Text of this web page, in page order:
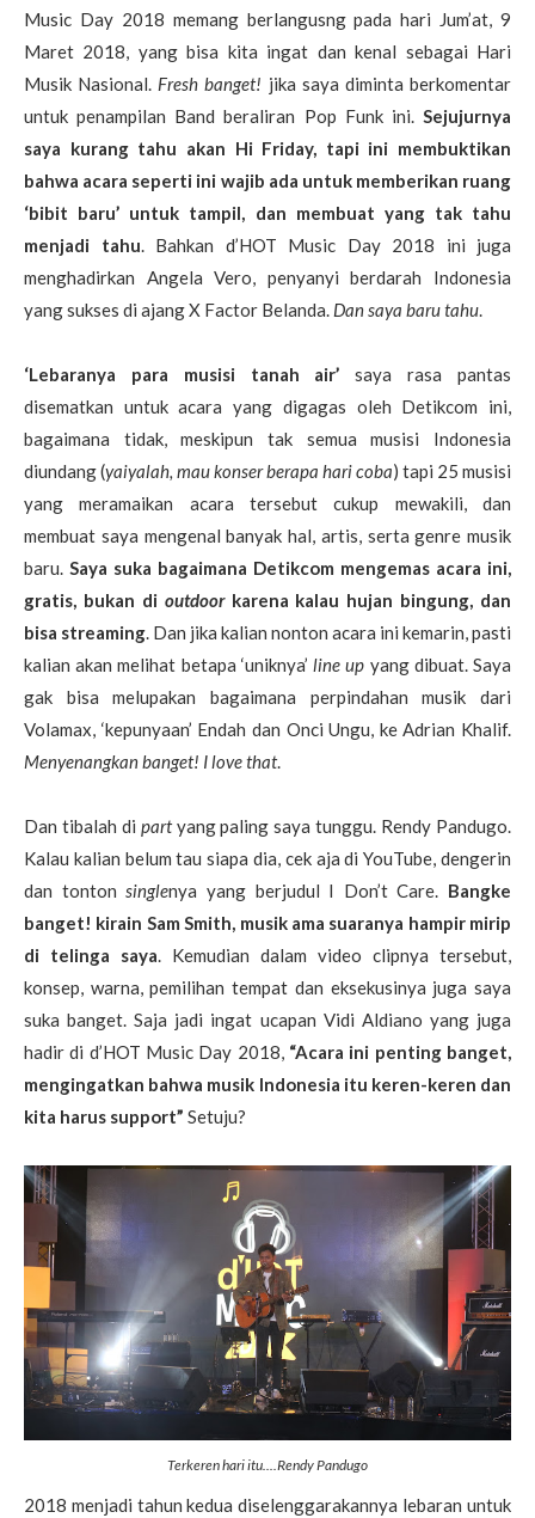
Music Day 2018 memang berlangusng pada hari Jum’at, 9
Maret 2018, yang bisa kita ingat dan kenal sebagai Hari
Musik Nasional. Fresh banget! jika saya diminta berkomentar
untuk penampilan Band beraliran Pop Funk ini. Sejujurnya
saya kurang tahu akan Hi Friday, tapi ini membuktikan
bahwa acara seperti ini wajib ada untuk memberikan ruang
‘bibit baru’ untuk tampil, dan membuat yang tak tahu
menjadi tahu. Bahkan d’HOT Music Day 2018 ini juga
menghadirkan Angela Vero, penyanyi berdarah Indonesia
yang sukses di ajang X Factor Belanda. Dan saya baru tahu.
‘Lebaranya para musisi tanah air’ saya rasa pantas
disematkan untuk acara yang digagas oleh Detikcom ini,
bagaimana tidak, meskipun tak semua musisi Indonesia
diundang (yaiyalah, mau konser berapa hari coba) tapi 25 musisi
yang meramaikan acara tersebut cukup mewakili, dan
membuat saya mengenal banyak hal, artis, serta genre musik
baru. Saya suka bagaimana Detikcom mengemas acara ini,
gratis, bukan di outdoorkarena kalau hujan bingung, dan
bisa streaming. Dan jika kalian nonton acara ini kemarin, pasti
kalian akan melihat betapa ‘uniknya’line up yang dibuat. Saya
gak bisa melupakan bagaimana perpindahan musik dari
Volamax, ‘kepunyaan’ Endah dan Onci Ungu, ke Adrian Khalif.
Menyenangkan banget! I love that.
Dan tibalah di partyang paling saya tunggu. Rendy Pandugo.
Kalau kalian belum tau siapa dia, cek aja di YouTube, dengerin
dan tontonsinglenya yang berjudul I Don’t Care. Bangke
banget! kirain Sam Smith, musik ama suaranya hampir mirip
di telinga saya. Kemudian dalam video clipnya tersebut,
konsep, warna, pemilihan tempat dan eksekusinya juga saya
suka banget. Saja jadi ingat ucapan Vidi Aldiano yang juga
hadir di d’HOT Music Day 2018, “Acara ini penting banget,
mengingatkan bahwa musik Indonesia itu keren-keren dan
kita harus support” Setuju?
Terkeren hari itu....Rendy Pandugo
2018 menjadi tahun kedua diselenggarakannya lebaran untuk